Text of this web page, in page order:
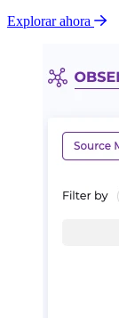
Explorar ahora